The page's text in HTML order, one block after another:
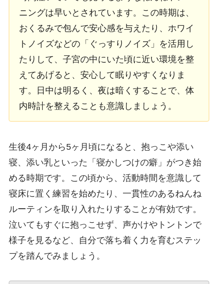
ニングは早いとされています。この時期は、
おくるみで包んで安心感を与えたり、ホワイ
トノイズなどの「ぐっすりノイズ」を活用し
たりして、子宮の中にいた頃に近い環境を整
えてあげると、安心して眠りやすくなりま
す。日中は明るく、夜は暗くすることで、体
内時計を整えることも意識しましょう。
生後4ヶ月から5ヶ月頃になると、抱っこや添い
寝、添い乳といった「寝かしつけの癖」がつき始
める時期です。この頃から、活動時間を意識して
寝床に置く練習を始めたり、一貫性のあるねんね
ルーティンを取り入れたりすることが有効です。
泣いてもすぐに抱っこせず、声かけやトントンで
様子を見るなど、自分で落ち着く力を育むステッ
プを踏んでみましょう。